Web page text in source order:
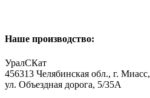
Наше производство:
УралСКат
456313 Челябинская обл., г. Миасс,
ул. Объездная дорога, 5/35А